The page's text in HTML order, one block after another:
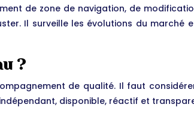
de zone de navigation, de
Il surveille les évolutions du marché
?
de qualité. Il faut
disponible, réactif et